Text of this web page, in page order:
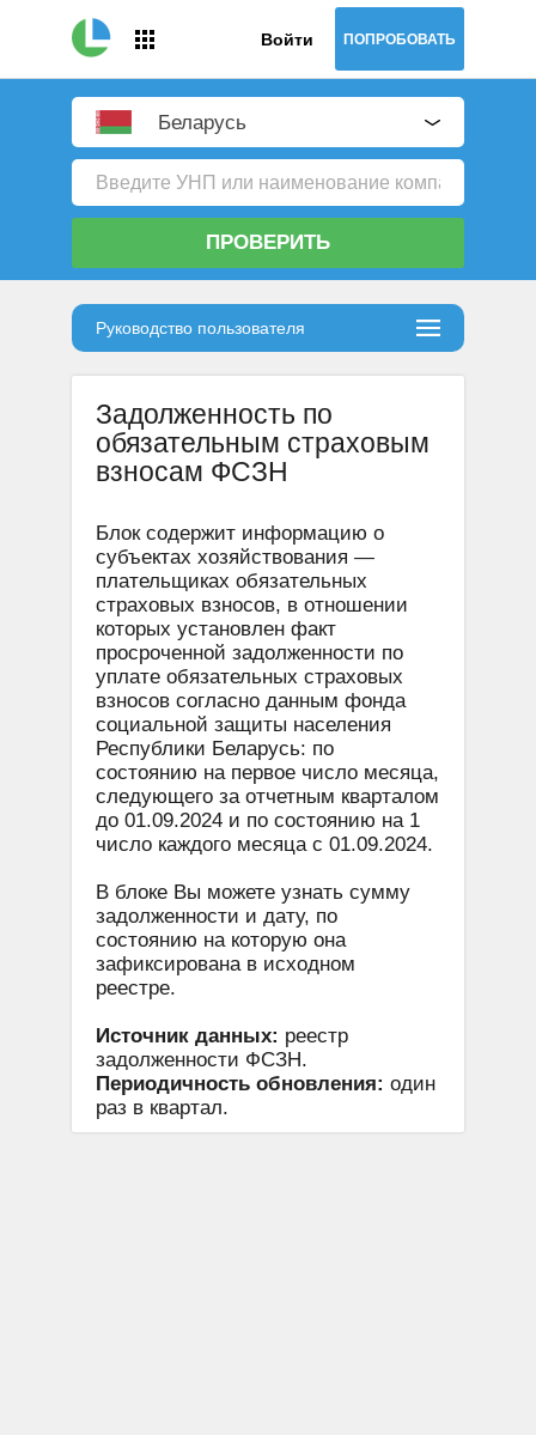
Войти ПОПРОБОВАТЬ
Беларусь
ПРОВЕРИТЬ
Руководство пользователя
Задолженность по
обязательным страховым
взносам ФСЗН
Блок содержит информацию о
субъектах хозяйствования —
плательщиках обязательных
страховых взносов, в отношении
которых установлен факт
просроченной задолженности по
уплате обязательных страховых
взносов согласно данным фонда
социальной защиты населения
Республики Беларусь: по
состоянию на первое число месяца,
следующего за отчетным кварталом
до 01.09.2024 и по состоянию на 1
число каждого месяца с 01.09.2024.
В блоке Вы можете узнать сумму
задолженности и дату, по
состоянию на которую она
зафиксирована в исходном
реестре.
Источник данных: реестр
задолженности ФСЗН.
Периодичность обновления: один
раз в квартал.